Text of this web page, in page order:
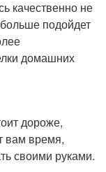
качественно не
подойдет
домашних
дороже,
вам время,
своими руками.